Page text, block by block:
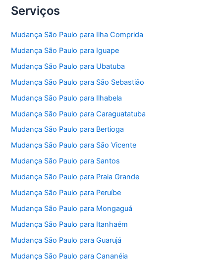
Serviços
Mudança São Paulo para Ilha Comprida
Mudança São Paulo para Iguape
Mudança São Paulo para Ubatuba
Mudança São Paulo para São Sebastião
Mudança São Paulo para Ilhabela
Mudança São Paulo para Caraguatatuba
Mudança São Paulo para Bertioga
Mudança São Paulo para São Vicente
Mudança São Paulo para Santos
Mudança São Paulo para Praia Grande
Mudança São Paulo para Peruíbe
Mudança São Paulo para Mongaguá
Mudança São Paulo para Itanhaém
Mudança São Paulo para Guarujá
Mudança São Paulo para Cananéia